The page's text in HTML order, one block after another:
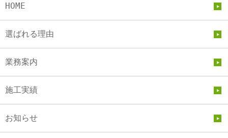
HOME
選ばれる理由
業務案内
施工実績
お知らせ